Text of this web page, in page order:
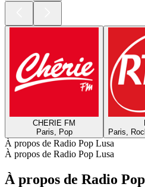
CHERIE FM
Paris, Pop
Paris,
À propos de Radio Pop Lusa
À propos de Radio Pop Lusa
À propos de Radio